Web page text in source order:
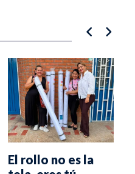
El rollo no es la